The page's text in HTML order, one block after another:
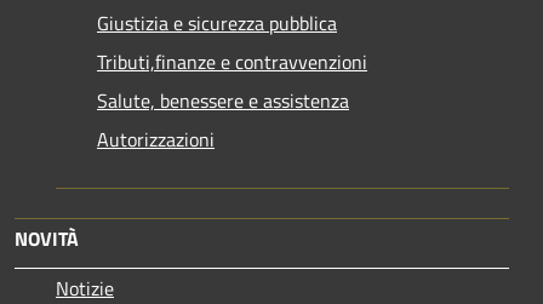
Giustizia e sicurezza pubblica
Tributi,finanze e contravvenzioni
Salute, benessere e assistenza
Autorizzazioni
NOVITÀ
Notizie